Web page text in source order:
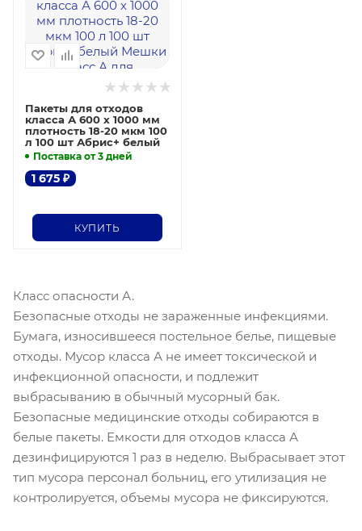
Пакеты для отходов
класса А 600 х 1000 мм
плотность 18-20 мкм 100
л 100 шт Абрис+ белый
Поставка от 3 дней
1 675 ₽
КУПИТЬ
Класс опасности А.
Безопасные отходы не зараженные инфекциями.
Бумага, износившееся постельное белье, пищевые
отходы. Мусор класса А не имеет токсической и
инфекционной опасности, и подлежит
выбрасыванию в обычный мусорный бак.
Безопасные медицинские отходы собираются в
белые пакеты. Емкости для отходов класса А
дезинфицируются 1 раз в неделю. Выбрасывает этот
тип мусора персонал больниц, его утилизация не
контролируется, объемы мусора не фиксируются.